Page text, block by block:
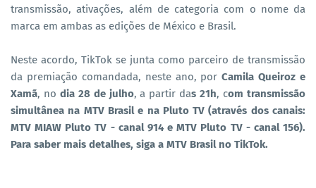
transmissão, ativações, além de categoria com o nome da
marca em ambas as edições de México e Brasil.
Neste acordo, TikTok se junta como parceiro de transmissão
da premiação comandada, neste ano, porCamila Queiroz e
Xamã, no dia 28 de julho, a partir das 21h, com transmissão
simultânea na MTV Brasil e na Pluto TV (através dos canais:
MTV MIAW Pluto TV - canal 914 e MTV Pluto TV - canal 156).
Para saber mais detalhes, siga a MTV Brasil no TikTok.